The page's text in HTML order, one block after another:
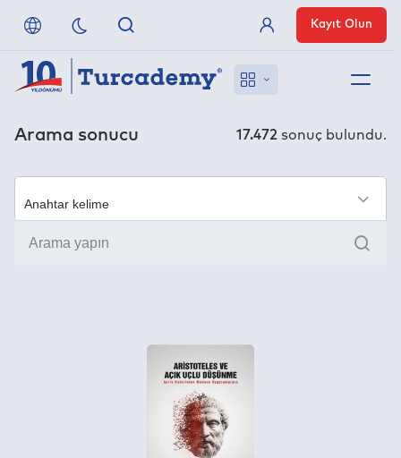
Referanslarımız
Üye Girişi
Kayıt Olun
Arama sonucu 17.472 sonuç bulundu.
Ara